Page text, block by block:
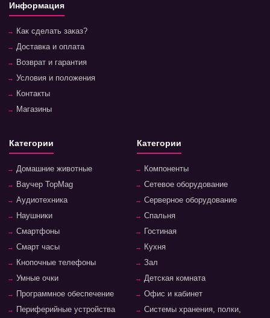
Информация
Как сделать заказ?
Доставка и оплата
Возврат и гарантия
Условия и положения
Контакты
Магазины
Категории
Домашние животные
Ваучер TopMag
Аудиотехника
Наушники
Смартфоны
Смарт часы
Кнопочные телефоны
Умные очки
Программное обеспечение
Периферийные устройства
Категории
Компоненты
Сетевое оборудование
Серверное оборудование
Спальня
Гостиная
Кухня
Зал
Детская комната
Офис и кабинет
Системы хранения, полки,